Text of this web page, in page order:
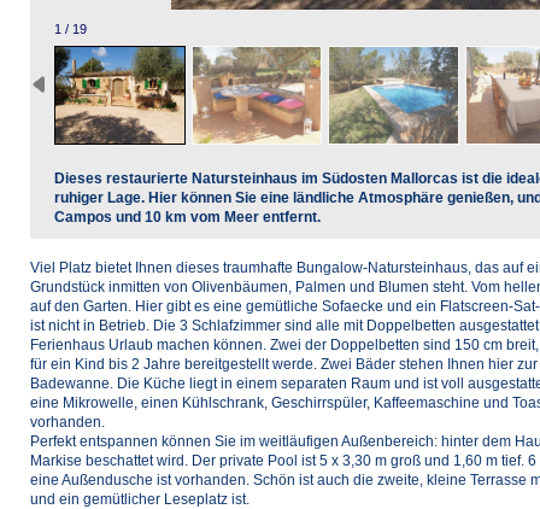
1 / 19
Dieses restaurierte Natursteinhaus im Südosten Mallorcas ist die
ruhiger Lage. Hier können Sie eine ländliche Atmosphäre genießen,
Campos und 10 km vom Meer entfernt.
Viel Platz bietet Ihnen dieses traumhafte Bungalow-Natursteinhaus, das auf
Grundstück inmitten von Olivenbäumen, Palmen und Blumen steht. Vom
auf den Garten. Hier gibt es eine gemütliche Sofaecke und ein Flatscreen-
ist nicht in Betrieb. Die 3 Schlafzimmer sind alle mit Doppelbetten
Ferienhaus Urlaub machen können. Zwei der Doppelbetten sind 150 cm
für ein Kind bis 2 Jahre bereitgestellt werde. Zwei Bäder stehen Ihnen hier
Badewanne. Die Küche liegt in einem separaten Raum und ist voll
eine Mikrowelle, einen Kühlschrank, Geschirrspüler, Kaffeemaschine und
vorhanden.
Perfekt entspannen können Sie im weitläufigen Außenbereich: hinter dem
Markise beschattet wird. Der private Pool ist 5 x 3,30 m groß und 1,60 m tief.
eine Außendusche ist vorhanden. Schön ist auch die zweite, kleine Terrasse
und ein gemütlicher Leseplatz ist.